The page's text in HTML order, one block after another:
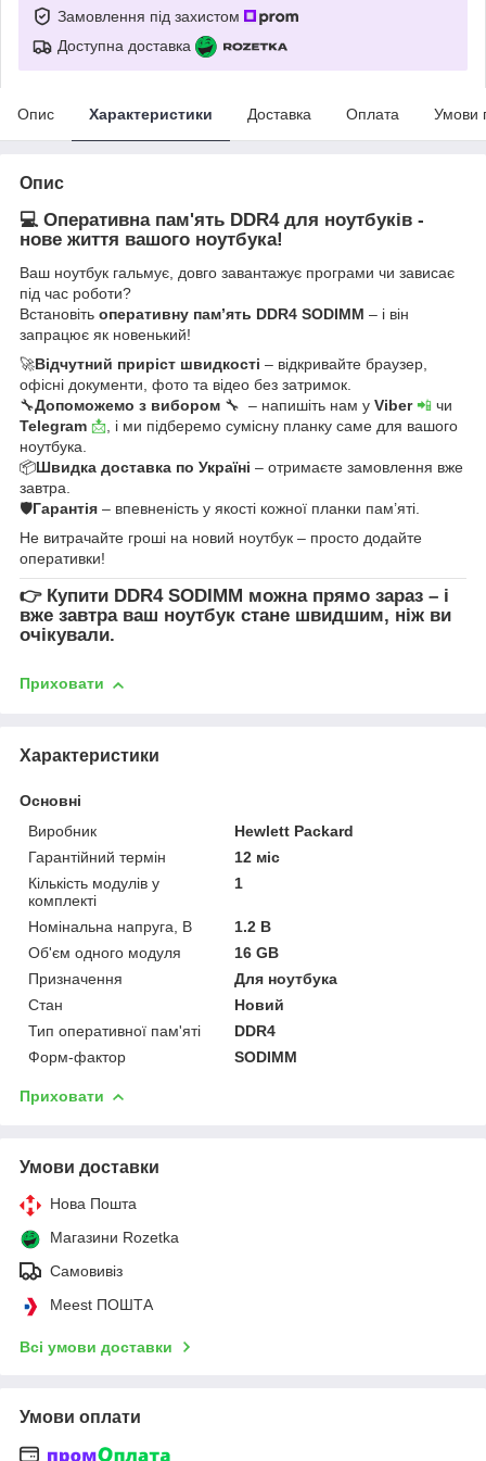
Замовлення під захистом
Доступна доставка
Опис Характеристики Доставка Оплата Умови
Опис
💻 Оперативна пам'ять DDR4 для ноутбуків -
нове життя вашого ноутбука!
Ваш ноутбук гальмує, довго завантажує програми чи зависає
під час роботи?
Встановіть оперативну пам’ять DDR4 SODIMM – і він
запрацює як новенький!
🚀Відчутний приріст швидкості – відкривайте браузер,
офісні документи, фото та відео без затримок.
🔧Допоможемо з вибором 🔧 – напишіть нам у Viber📲 чи
Telegram 📩 , і ми підберемо сумісну планку саме для вашого
ноутбука.
📦Швидка доставка по Україні – отримаєте замовлення вже
завтра.
🛡Гарантія – впевненість у якості кожної планки пам’яті.
Не витрачайте гроші на новий ноутбук – просто додайте
оперативки!
👉 Купити DDR4 SODIMM можна прямо зараз – і
вже завтра ваш ноутбук стане швидшим, ніж ви
очікували.
Приховати
Характеристики
Основні
Виробник
Hewlett Packard
Гарантійний термін
12 міс
Кількість модулів у
комплекті
1
Номінальна напруга, В
1.2 В
Об'єм одного модуля
16 GB
Призначення
Для ноутбука
Стан
Новий
Тип оперативної пам'яті
DDR4
Форм-фактор
SODIMM
Приховати
Умови доставки
Нова Пошта
Магазини Rozetka
Самовивіз
Meest ПОШТА
Всі умови доставки
Умови оплати